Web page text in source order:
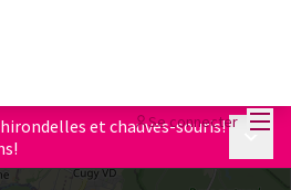
Se connecter
et chauves-souris!